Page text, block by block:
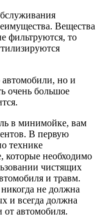
Вещества
фильтруются, то
но и
очень большое
в минимойке, вам
В первую
технике
которые необходимо
чистящих
и травм.
не должна
и всегда должна
от автомобиля.